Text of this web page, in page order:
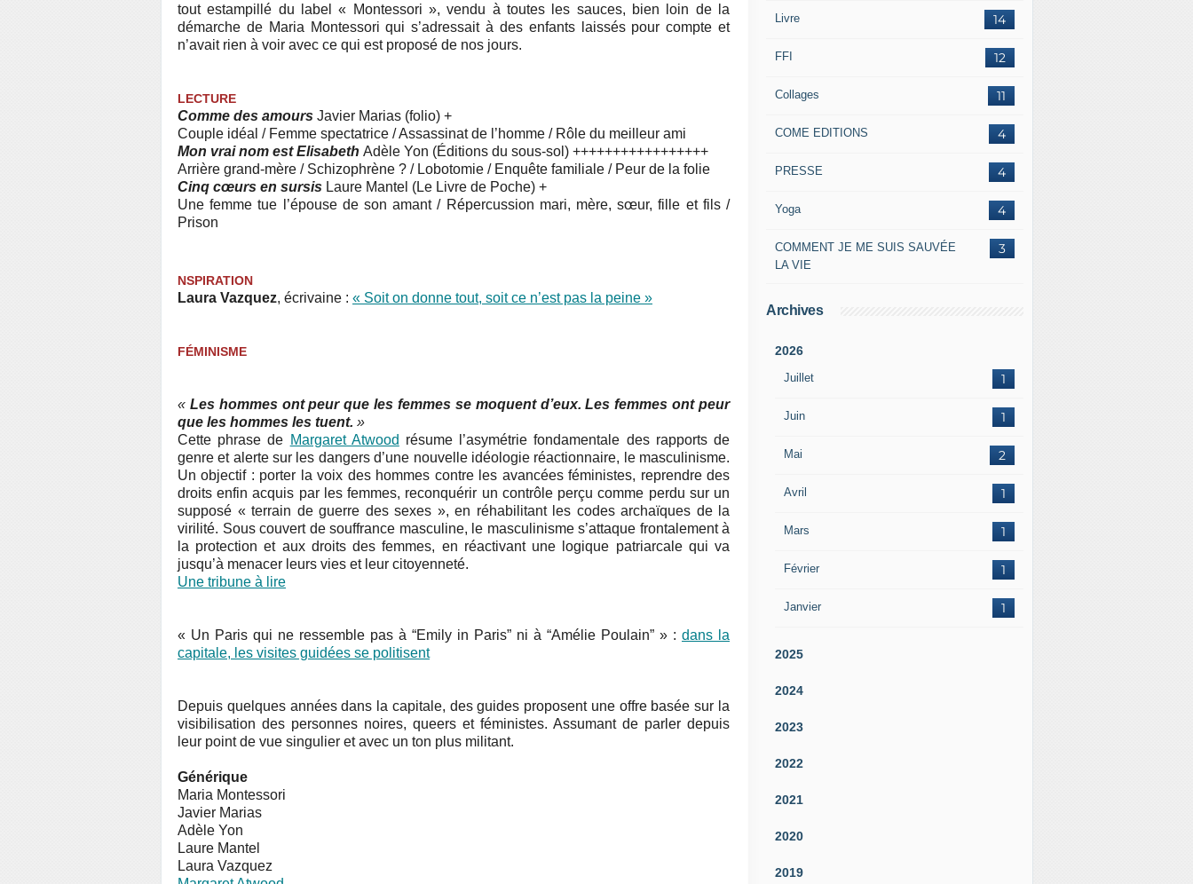
tout estampillé du label « Montessori », vendu à toutes les sauces, bien loin de la
démarche de Maria Montessori qui s’adressait à des enfants laissés pour compte et
n’avait rien à voir avec ce qui est proposé de nos jours.
LECTURE
Comme des amours Javier Marias (folio) +
Couple idéal / Femme spectatrice / Assassinat de l’homme / Rôle du meilleur ami
Mon vrai nom est Elisabeth Adèle Yon (Éditions du sous-sol) +++++++++++++++++
Arrière grand-mère / Schizophrène ? / Lobotomie / Enquête familiale / Peur de la folie
Cinq cœurs en sursis Laure Mantel (Le Livre de Poche) +
Une femme tue l’épouse de son amant / Répercussion mari, mère, sœur, fille et fils /
Prison
NSPIRATION
Laura Vazquez, écrivaine : « Soit on donne tout, soit ce n’est pas la peine »
FÉMINISME
« Les hommes ont peur que les femmes se moquent d’eux. Les femmes ont peur
que les hommes les tuent. »
Cette phrase de Margaret Atwood résume l’asymétrie fondamentale des rapports de
genre et alerte sur les dangers d’une nouvelle idéologie réactionnaire, le masculinisme.
Un objectif : porter la voix des hommes contre les avancées féministes, reprendre des
droits enfin acquis par les femmes, reconquérir un contrôle perçu comme perdu sur un
supposé « terrain de guerre des sexes », en réhabilitant les codes archaïques de la
virilité. Sous couvert de souffrance masculine, le masculinisme s’attaque frontalement à
la protection et aux droits des femmes, en réactivant une logique patriarcale qui va
jusqu’à menacer leurs vies et leur citoyenneté.
Une tribune à lire
« Un Paris qui ne ressemble pas à “Emily in Paris” ni à “Amélie Poulain” » : dans la
capitale, les visites guidées se politisent
Depuis quelques années dans la capitale, des guides proposent une offre basée sur la
visibilisation des personnes noires, queers et féministes. Assumant de parler depuis
leur point de vue singulier et avec un ton plus militant.
Générique
Maria Montessori
Javier Marias
Adèle Yon
Laure Mantel
Laura Vazquez
14
Livre
12
FFI
11
Collages
4
COME EDITIONS
4
PRESSE
4
Yoga
3
COMMENT JE ME SUIS SAUVÉE
LA VIE
Archives
2026
Juillet 1
Juin 1
Mai 2
Avril 1
Mars 1
Février 1
Janvier 1
2025
2024
2023
2022
2021
2020
2019